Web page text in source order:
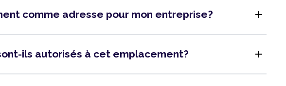
comme adresse pour mon entreprise? add
ils autorisés à cet emplacement? add